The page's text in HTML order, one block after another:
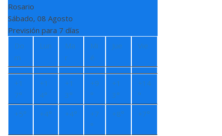
Rosario
Sábado, 08 Agosto
Previsión para 7 días
Do
m
Lun
Ma
r
Mi
é
Jue Vie
+1
7°
+1
4°
+1
3°
+9
°
+1
3°
+14
°
+5° +4° +4° +7
°
+8° +7°